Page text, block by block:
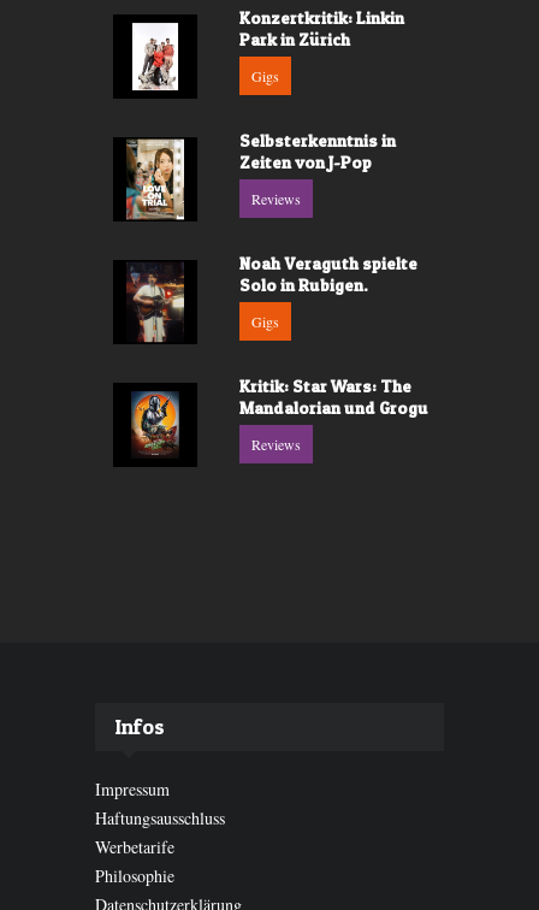
Konzertkritik: Linkin
Park in Zürich
Gigs
Selbsterkenntnis in
Zeiten von J-Pop
Reviews
Noah Veraguth spielte
Solo in Rubigen.
Gigs
Kritik: Star Wars: The
Mandalorian und Grogu
Reviews
Infos
Impressum
Haftungsausschluss
Werbetarife
Philosophie
Datenschutzerklärung